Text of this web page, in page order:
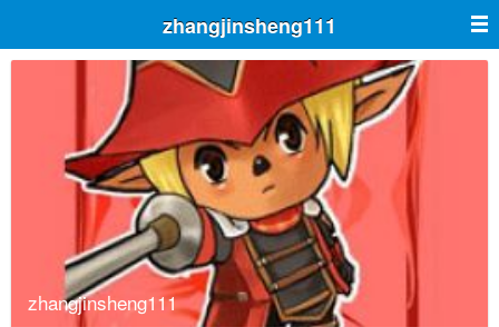
zhangjinsheng111
zhangjinsheng111